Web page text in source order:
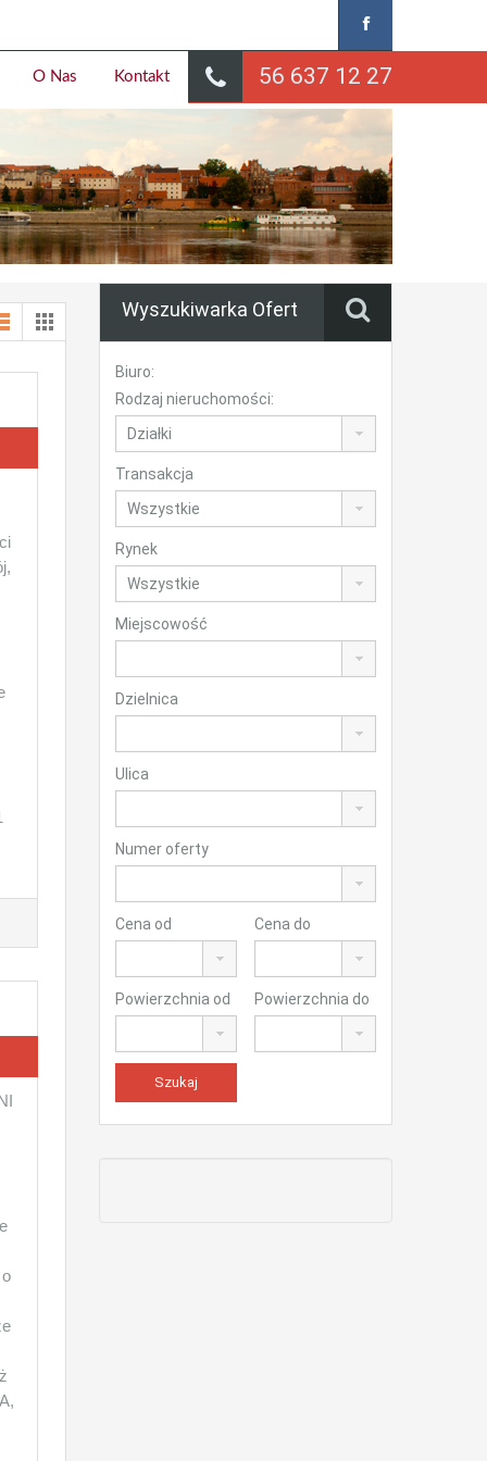
56 637 12 27
O Nas Kontakt
Wyszukiwarka Ofert
Biuro:
Rodzaj nieruchomości:
Transakcja
Rynek
Miejscowość
Dzielnica
Ulica
Numer oferty
Cena od Cena do
Powierzchnia od Powierzchnia do